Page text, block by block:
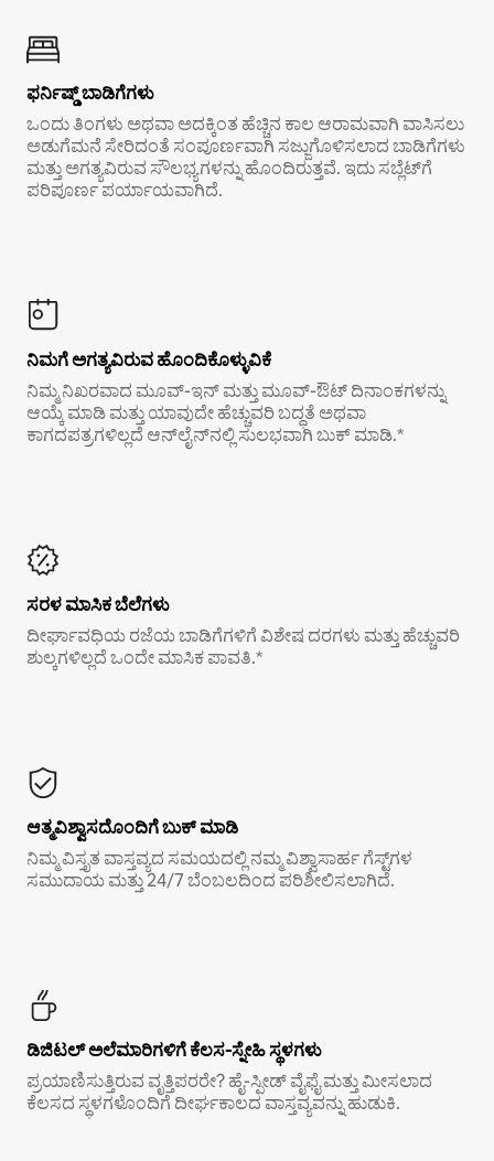
ಫರ್ನಿಷ್ಡ್ ಬಾಡಿಗೆಗಳು
ಒಂದು ತಿಂಗಳು ಅಥವಾ ಅದಕ್ಕಿಂತ ಹೆಚ್ಚಿನ ಕಾಲ ಆರಾಮವಾಗಿ ವಾಸಿಸಲು
ಅಡುಗೆಮನೆ ಸೇರಿದಂತೆ ಸಂಪೂರ್ಣವಾಗಿ ಸಜ್ಜುಗೊಳಿಸಲಾದ ಬಾಡಿಗೆಗಳು
ಮತ್ತು ಅಗತ್ಯವಿರುವ ಸೌಲಭ್ಯಗಳನ್ನು ಹೊಂದಿರುತ್ತವೆ. ಇದು ಸಬ್ಲೆಟ್‌ಗೆ
ಪರಿಪೂರ್ಣ ಪರ್ಯಾಯವಾಗಿದೆ.
ನಿಮಗೆ ಅಗತ್ಯವಿರುವ ಹೊಂದಿಕೊಳ್ಳುವಿಕೆ
ನಿಮ್ಮ ನಿಖರವಾದ ಮೂವ್-ಇನ್ ಮತ್ತು ಮೂವ್-ಔಟ್ ದಿನಾಂಕಗಳನ್ನು
ಆಯ್ಕೆ ಮಾಡಿ ಮತ್ತು ಯಾವುದೇ ಹೆಚ್ಚುವರಿ ಬದ್ಧತೆ ಅಥವಾ
ಕಾಗದಪತ್ರಗಳಿಲ್ಲದೆ ಆನ್‌ಲೈನ್‌ನಲ್ಲಿ ಸುಲಭವಾಗಿ ಬುಕ್ ಮಾಡಿ.*
ಸರಳ ಮಾಸಿಕ ಬೆಲೆಗಳು
ದೀರ್ಘಾವಧಿಯ ರಜೆಯ ಬಾಡಿಗೆಗಳಿಗೆ ವಿಶೇಷ ದರಗಳು ಮತ್ತು ಹೆಚ್ಚುವರಿ
ಶುಲ್ಕಗಳಿಲ್ಲದೆ ಒಂದೇ ಮಾಸಿಕ ಪಾವತಿ.*
ಆತ್ಮವಿಶ್ವಾಸದೊಂದಿಗೆ ಬುಕ್ ಮಾಡಿ
ನಿಮ್ಮ ವಿಸ್ತೃತ ವಾಸ್ತವ್ಯದ ಸಮಯದಲ್ಲಿ ನಮ್ಮ ವಿಶ್ವಾಸಾರ್ಹ ಗೆಸ್ಟ್‌ಗಳ
ಸಮುದಾಯ ಮತ್ತು 24/7 ಬೆಂಬಲದಿಂದ ಪರಿಶೀಲಿಸಲಾಗಿದೆ.
ಡಿಜಿಟಲ್ ಅಲೆಮಾರಿಗಳಿಗೆ ಕೆಲಸ-ಸ್ನೇಹಿ ಸ್ಥಳಗಳು
ಪ್ರಯಾಣಿಸುತ್ತಿರುವ ವೃತ್ತಿಪರರೇ? ಹೈ-ಸ್ಪೀಡ್ ವೈಫೈ ಮತ್ತು ಮೀಸಲಾದ
ಕೆಲಸದ ಸ್ಥಳಗಳೊಂದಿಗೆ ದೀರ್ಘಕಾಲದ ವಾಸ್ತವ್ಯವನ್ನು ಹುಡುಕಿ.